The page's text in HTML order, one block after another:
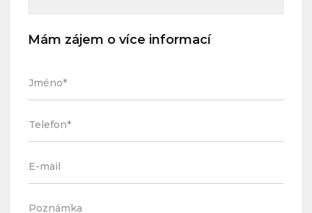
Mám zájem o více informací